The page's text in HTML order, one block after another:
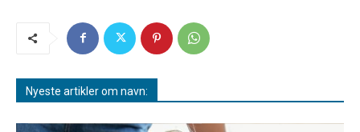
Nyeste artikler om navn: